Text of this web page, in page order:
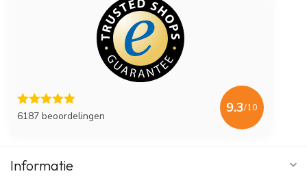
6187 beoordelingen
9.3/10
Informatie